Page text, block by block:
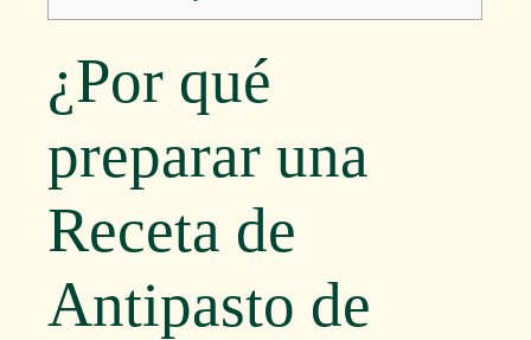
¿Por qué
preparar una
Receta de
Antipasto de